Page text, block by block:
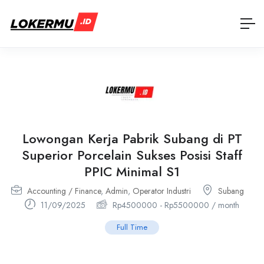
Lowongan Kerja Pabrik Subang di PT
Superior Porcelain Sukses Posisi Staff
PPIC Minimal S1
Accounting / Finance, Admin, Operator Industri
Subang
11/09/2025
Rp4500000 - Rp5500000 / month
Full Time